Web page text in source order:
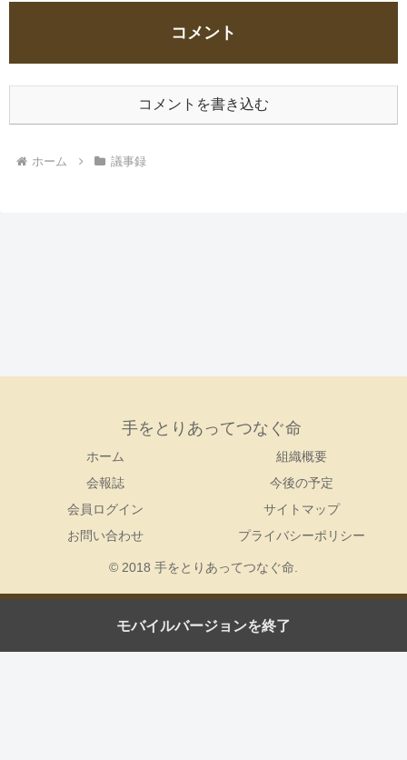
コメント
コメントを書き込む
ホーム 議事録
手をとりあってつなぐ命
ホーム
組織概要
会報誌
今後の予定
会員ログイン
サイトマップ
お問い合わせ
プライバシーポリシー
© 2018 手をとりあってつなぐ命.
モバイルバージョンを終了